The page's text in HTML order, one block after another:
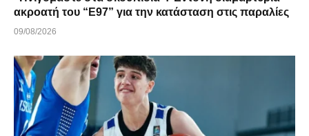
ακροατή του “Ε97” για την κατάσταση στις παραλίες
09/08/2026